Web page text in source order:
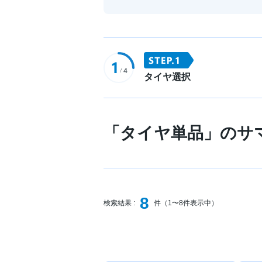
タイヤ選択
「タイヤ単品」の
検索結果 : 8 件（1〜8件表示中）